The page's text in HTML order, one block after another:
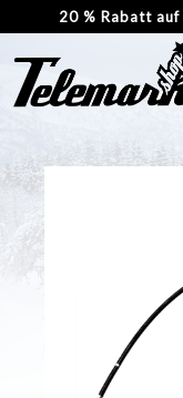
20 % Rabatt auf